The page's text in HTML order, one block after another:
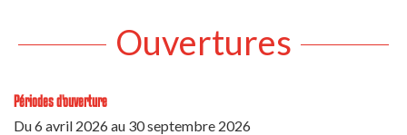
Ouvertures
Périodes d'ouverture
Du6 avril 2026au 30 septembre 2026